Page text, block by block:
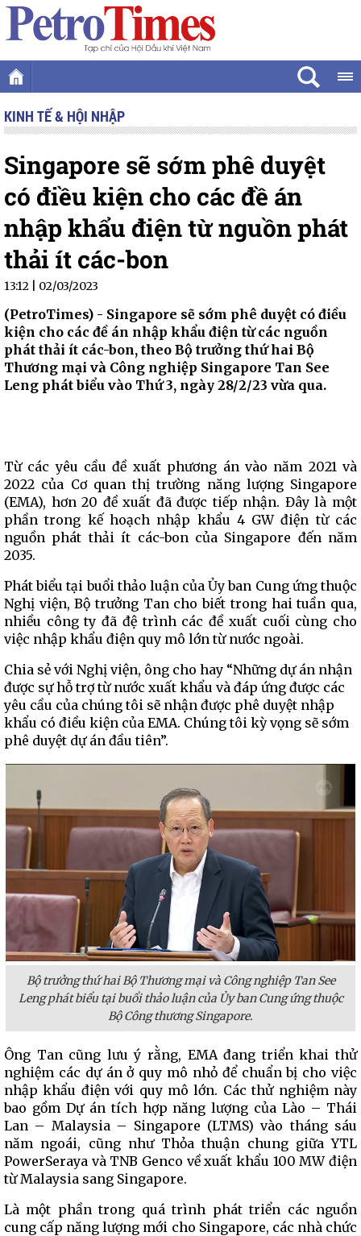
KINH TẾ & HỘI NHẬP
Singapore sẽ sớm phê duyệt
có điều kiện cho các đề án
nhập khẩu điện từ nguồn phát
thải ít các-bon
13:12 | 02/03/2023
(PetroTimes) - Singapore sẽ sớm phê duyệt có điều
kiện cho các đề án nhập khẩu điện từ các nguồn
phát thải ít các-bon, theo Bộ trưởng thứ hai Bộ
Thương mại và Công nghiệp Singapore Tan See
Leng phát biểu vào Thứ 3, ngày 28/2/23 vừa qua.
Từ các yêu cầu đề xuất phương án vào năm 2021 và
2022 của Cơ quan thị trường năng lượng Singapore
(EMA), hơn 20 đề xuất đã được tiếp nhận. Đây là một
phần trong kế hoạch nhập khẩu 4 GW điện từ các
nguồn phát thải ít các-bon của Singapore đến năm
2035.
Phát biểu tại buổi thảo luận của Ủy ban Cung ứng thuộc
Nghị viện, Bộ trưởng Tan cho biết trong hai tuần qua,
nhiều công ty đã đệ trình các đề xuất cuối cùng cho
việc nhập khẩu điện quy mô lớn từ nước ngoài.
Chia sẻ với Nghị viện, ông cho hay “Những dự án nhận
được sự hỗ trợ từ nước xuất khẩu và đáp ứng được các
yêu cầu của chúng tôi sẽ nhận được phê duyệt nhập
khẩu có điều kiện của EMA. Chúng tôi kỳ vọng sẽ sớm
phê duyệt dự án đầu tiên”.
Bộ trưởng thứ hai Bộ Thương mại và Công nghiệp Tan See
Leng phát biểu tại buổi thảo luận của Ủy ban Cung ứng thuộc
Bộ Công thương Singapore.
Ông Tan cũng lưu ý rằng, EMA đang triển khai thử
nghiệm các dự án ở quy mô nhỏ để chuẩn bị cho việc
nhập khẩu điện với quy mô lớn. Các thử nghiệm này
bao gồm Dự án tích hợp năng lượng của Lào – Thái
Lan – Malaysia – Singapore (LTMS) vào tháng sáu
năm ngoái, cũng như Thỏa thuận chung giữa YTL
PowerSeraya và TNB Genco về xuất khẩu 100 MW điện
từ Malaysia sang Singapore.
Là một phần trong quá trình phát triển các nguồn
cung cấp năng lượng mới cho Singapore, các nhà chức